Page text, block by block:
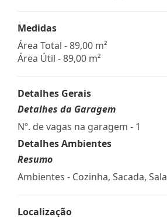
Medidas
Área Total - 89,00 m²
Área Útil - 89,00 m²
Detalhes Gerais
Detalhes da Garagem
Nº. de vagas na garagem - 1
Detalhes Ambientes
Resumo
Ambientes - Cozinha, Sacada, Sala
Localização